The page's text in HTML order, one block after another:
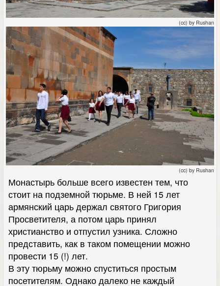
(cc) by Rushan
(cc) by Rushan
Монастырь больше всего известен тем, что
стоит на подземной тюрьме. В ней 15 лет
армянский царь держал святого Григория
Просветителя, а потом царь принял
христианство и отпустил узника. Сложно
представить, как в таком помещении можно
провести 15 (!) лет.
В эту тюрьму можно спуститься простым
посетителям. Однако далеко не каждый